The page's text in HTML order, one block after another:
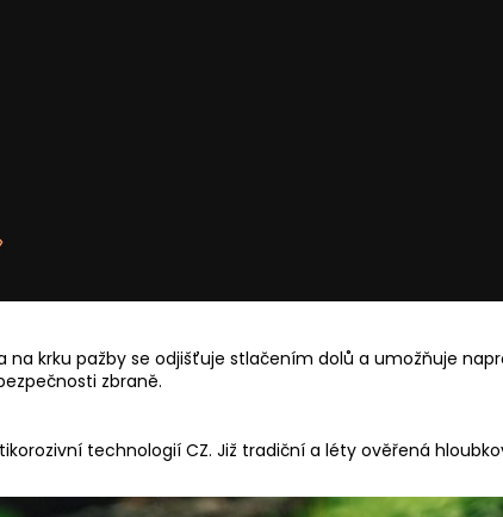
krku pažby se odjišťuje stlačením dolů a umožňuje
zbraně.
technologií CZ. Již tradiční a léty ověřená